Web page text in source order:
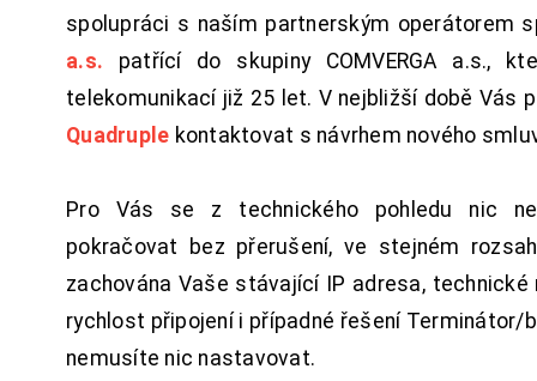
spolupráci s naším partnerským operátorem
a.s. patřící do skupiny COMVERGA a.s.,
telekomunikací již 25 let. V nejbližší době Vás
Quadruple kontaktovat s návrhem nového
Pro Vás se z technického pohledu nic
pokračovat bez přerušení, ve stejném
zachována Vaše stávající IP adresa, technické
rychlost připojení i případné řešení Terminátor/
nemusíte nic nastavovat.